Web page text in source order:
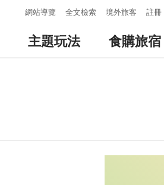
網站導覽 全文檢索 境外旅客 註冊
主題玩法 食購旅宿